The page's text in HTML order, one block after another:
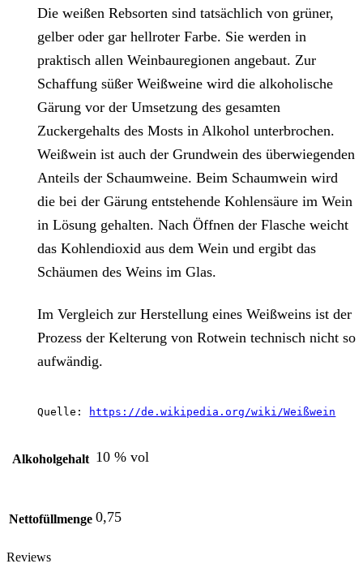
Die weißen Rebsorten sind tatsächlich von grüner,
gelber oder gar hellroter Farbe. Sie werden in
praktisch allen Weinbauregionen angebaut. Zur
Schaffung süßer Weißweine wird die alkoholische
Gärung vor der Umsetzung des gesamten
Zuckergehalts des Mosts in Alkohol unterbrochen.
Weißwein ist auch der Grundwein des überwiegenden
Anteils der Schaumweine. Beim Schaumwein wird
die bei der Gärung entstehende Kohlensäure im Wein
in Lösung gehalten. Nach Öffnen der Flasche weicht
das Kohlendioxid aus dem Wein und ergibt das
Schäumen des Weins im Glas.
Im Vergleich zur Herstellung eines Weißweins ist der
Prozess der Kelterung von Rotwein technisch nicht so
aufwändig.
Quelle: https://de.wikipedia.org/wiki/Weißwein
Alkoholgehalt 10 % vol
Nettofüllmenge 0,75
Reviews